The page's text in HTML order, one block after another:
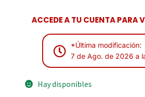
ACCEDE A TU CUENTA PARA
*Última modificación:
7 de Ago. de 2026 a
Hay disponibles